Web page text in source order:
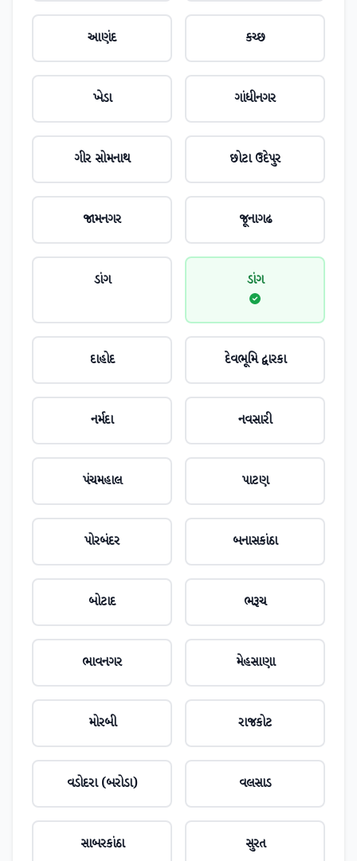
આણંદ કચ્છ
ખેડા ગાંધીનગર
ગીર સોમનાથ છોટા ઉદેપુર
જામનગર જૂનાગઢ
ડાંગ ડાંગ
દાહોદ દેવભૂમિ દ્વારકા
નર્મદા નવસારી
પંચમહાલ પાટણ
પોરબંદર બનાસકાંઠા
બોટાદ ભરૂચ
ભાવનગર મેહસાણા
મોરબી રાજકોટ
વડોદરા (બરોડા) વલસાડ
સાબરકાંઠા સુરત